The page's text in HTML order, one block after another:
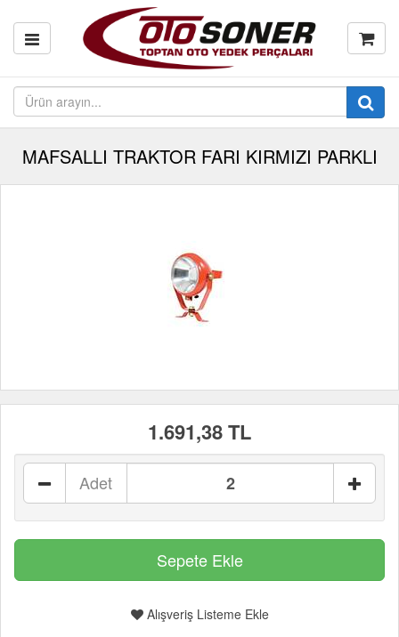
MAFSALLI TRAKTOR FARI KIRMIZI PARKLI
1.691,38 TL
Adet
Alışveriş Listeme Ekle